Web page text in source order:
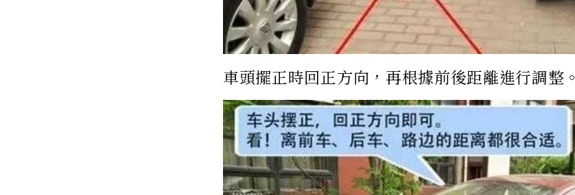
車頭擺正時回正方向，再根據前後距離進行調整。